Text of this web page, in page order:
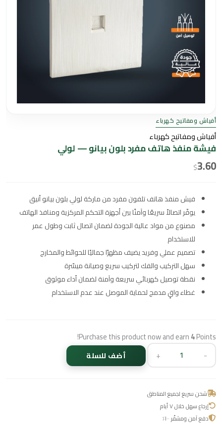
أفياش ومفاتيح كهرباء
أفياش ومفاتيح كهرباء
فيشة منفذ هاتف مفرد بلون بيانو — لولي
$3.60
فيش منفذ هاتف تلفون مفرد من ماركة لولي بلون بيانو أنيق
يوفّر اتصالاً سريعًا وآمنًا بين أجهزة التحكم المركزية ومنافذ الهاتف
مصنوع من مواد عالية الجودة لضمان اتصال ثابت وطول عمر
للاستخدام
تصميم عملي وفريد يضيف مظهرًا جماليًا للحوائط والمخارج
سهل التركيب والفك لتركيب سريع وصيانة ميسّرة
نقطة توصيل كهربائي سريعة وآمنة لضمان أداء موثوق
غطاء واقٍ مدمج لحماية الموصل عند عدم الاستخدام
Purchase this product now and earn4Points!
-
+ أضف للسلة
شحن سريع لجميع المناطق
إرجاع سهل خلال ٧ أيام
دفع آمن ومشفّر ١٠٠٪